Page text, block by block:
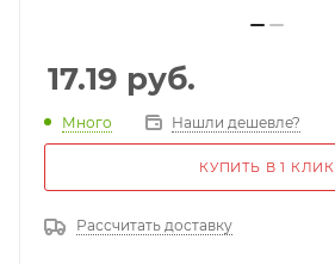
17.19 руб.
Много Нашли дешевле?
КУПИТЬ В 1 КЛИК
Рассчитать доставку